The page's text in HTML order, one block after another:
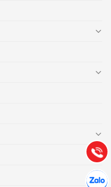
Gọi
(028) 22.166.144
Chát